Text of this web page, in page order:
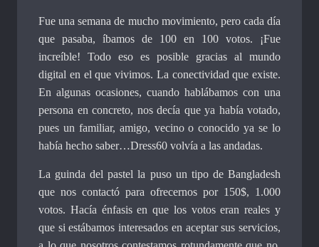
Fue una semana de mucho movimiento, pero cada día
que pasaba, íbamos de 100 en 100 votos. ¡Fue
increíble! Todo eso es posible gracias al mundo
digital en el que vivimos. La conectividad que existe.
En algunas ocasiones, cuando hablábamos con una
persona en concreto, nos decía que ya había votado,
pues un familiar, amigo, vecino o conocido ya se lo
había hecho saber…Dress60 volvía a las andadas.
La guinda del pastel la puso un tipo de Bangladesh
que nos contactó para ofrecernos por 150$, 1.000
votos. Hacía énfasis en que los votos eran reales y
que si estábamos interesados en aceptar sus servicios,